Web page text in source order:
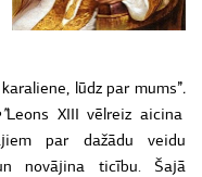
lūdz par mums”.
Leons XIII vēlreiz aicina
par dažādu veidu
novājina ticību. Šajā